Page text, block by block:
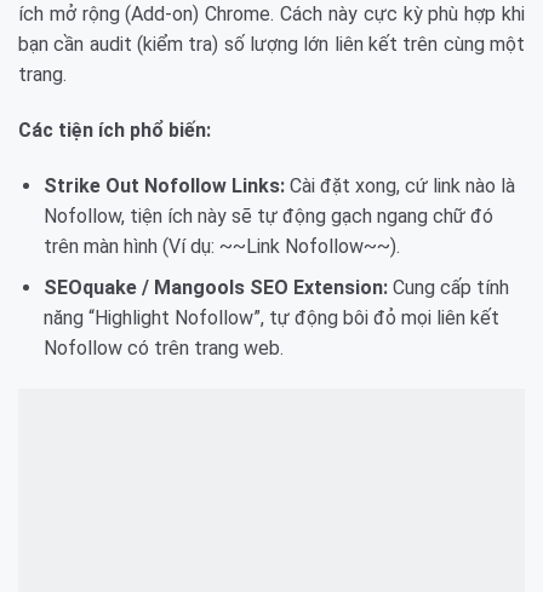
ích mở rộng (Add-on) Chrome. Cách này cực kỳ phù hợp khi
bạn cần audit (kiểm tra) số lượng lớn liên kết trên cùng một
trang.
Các tiện ích phổ biến:
Strike Out Nofollow Links:Cài đặt xong, cứ link nào là
Nofollow, tiện ích này sẽ tự động gạch ngang chữ đó
trên màn hình (Ví dụ: ~~Link Nofollow~~).
SEOquake / Mangools SEO Extension:Cung cấp tính
năng “Highlight Nofollow”, tự động bôi đỏ mọi liên kết
Nofollow có trên trang web.